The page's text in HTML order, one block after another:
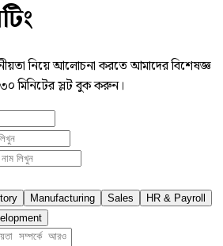
নিয়ে আলোচনা করতে আমাদের বিশেষজ্ঞ
মিনিটের স্লট বুক করুন।
Manufacturing Sales
HR & Payroll